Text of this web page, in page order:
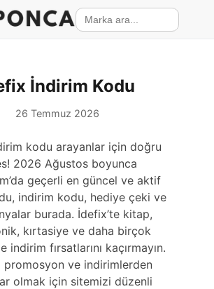
İndirim Kodu
26 Temmuz 2026
kodu arayanlar için doğru
2026 Ağustos boyunca
geçerli en güncel ve aktif
indirim kodu, hediye çeki ve
burada. İdefix’te kitap,
kırtasiye ve daha birçok
indirim fırsatlarını kaçırmayın.
promosyon ve indirimlerden
olmak için sitemizi düzenli